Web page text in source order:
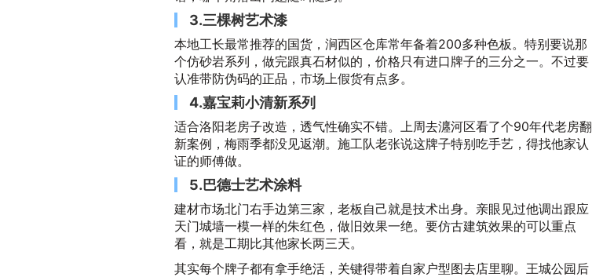
3.三棵树艺术漆
本地工长最常推荐的国货，涧西区仓库常年备着200多种色板。特别要说那
个仿砂岩系列，做完跟真石材似的，价格只有进口牌子的三分之一。不过要
认准带防伪码的正品，市场上假货有点多。
4.嘉宝莉小清新系列
适合洛阳老房子改造，透气性确实不错。上周去瀍河区看了个90年代老房翻
新案例，梅雨季都没见返潮。施工队老张说这牌子特别吃手艺，得找他家认
证的师傅做。
5.巴德士艺术涂料
建材市场北门右手边第三家，老板自己就是技术出身。亲眼见过他调出跟应
天门城墙一模一样的朱红色，做旧效果一绝。要仿古建筑效果的可以重点
看，就是工期比其他家长两三天。
其实每个牌子都有拿手绝活，关键得带着自家户型图去店里聊。王城公园后